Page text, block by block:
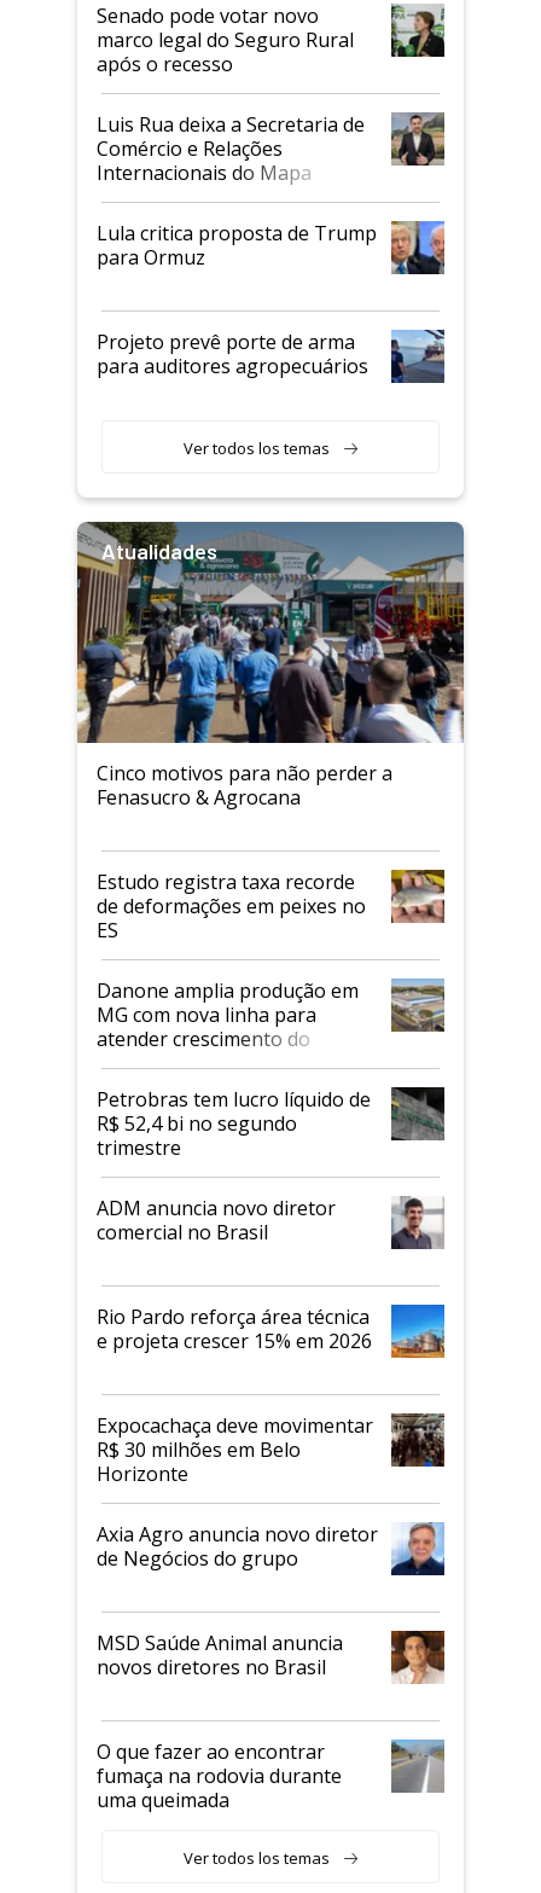
Senado pode votar novo
marco legal do Seguro Rural
após o recesso
Luis Rua deixa a Secretaria de
Comércio e Relações
Internacionais do Mapa
Lula critica proposta de Trump
para Ormuz
Projeto prevê porte de arma
para auditores agropecuários
Ver todos los temas
Atualidades
Cinco motivos para não perder a
Fenasucro & Agrocana
Estudo registra taxa recorde
de deformações em peixes no
ES
Danone amplia produção em
MG com nova linha para
atender crescimento do
mercado de alimentos
proteicos
Petrobras tem lucro líquido de
R$ 52,4 bi no segundo
trimestre
ADM anuncia novo diretor
comercial no Brasil
Rio Pardo reforça área técnica
e projeta crescer 15% em 2026
Expocachaça deve movimentar
R$ 30 milhões em Belo
Horizonte
Axia Agro anuncia novo diretor
de Negócios do grupo
MSD Saúde Animal anuncia
novos diretores no Brasil
O que fazer ao encontrar
fumaça na rodovia durante
uma queimada
Ver todos los temas